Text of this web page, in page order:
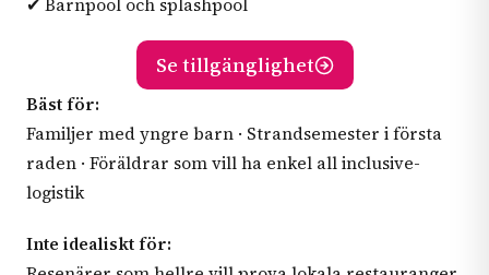
Se tillgänglighet
Bäst för:
Familjer med yngre barn · Strandsemester i första
raden · Föräldrar som vill ha enkel all inclusive-
logistik
Inte idealiskt för: